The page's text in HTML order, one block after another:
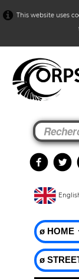
This website uses
ø HOME
ø